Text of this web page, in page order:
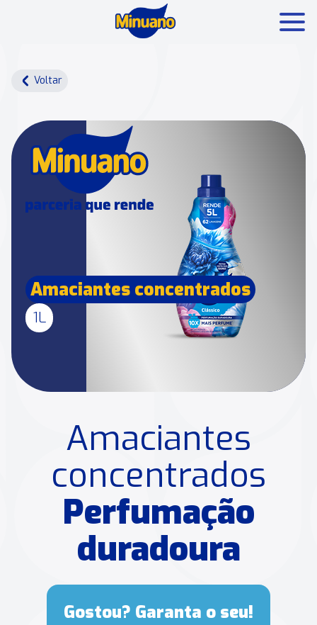
Voltar
Amaciantes concentrados
1L
Amaciantes
concentrados
Perfumação
duradoura
Gostou? Garanta o seu!
Mais buscados: